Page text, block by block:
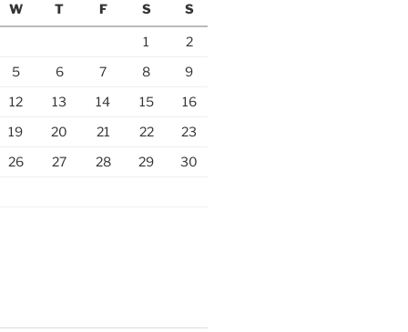
W T F S S
1
2
5 6 7 8
9
12 13 14 15
16
19 20 21 22
23
26 27 28 29
30